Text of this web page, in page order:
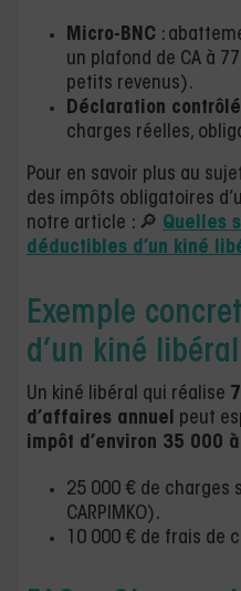
Micro-BNC :
un plafond de CA à
petits revenus).
Déclaration
charges réelles,
Pour en savoir plus au
des impôts obligatoires
notre article : 🔎 Quelles
déductibles d’un kiné
Exemple
d’un kiné libéral
Un kiné libéral qui réalise
d’affaires annuel peut
impôt d’environ 35 000
25 000 € de charges
CARPIMKO).
10 000 € de frais de